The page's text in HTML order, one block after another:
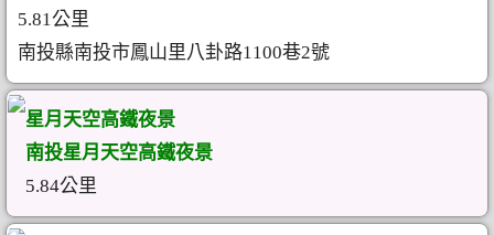
5.81公里
南投縣南投市鳳山里八卦路1100巷2號
星月天空高鐵夜景
南投星月天空高鐵夜景
5.84公里